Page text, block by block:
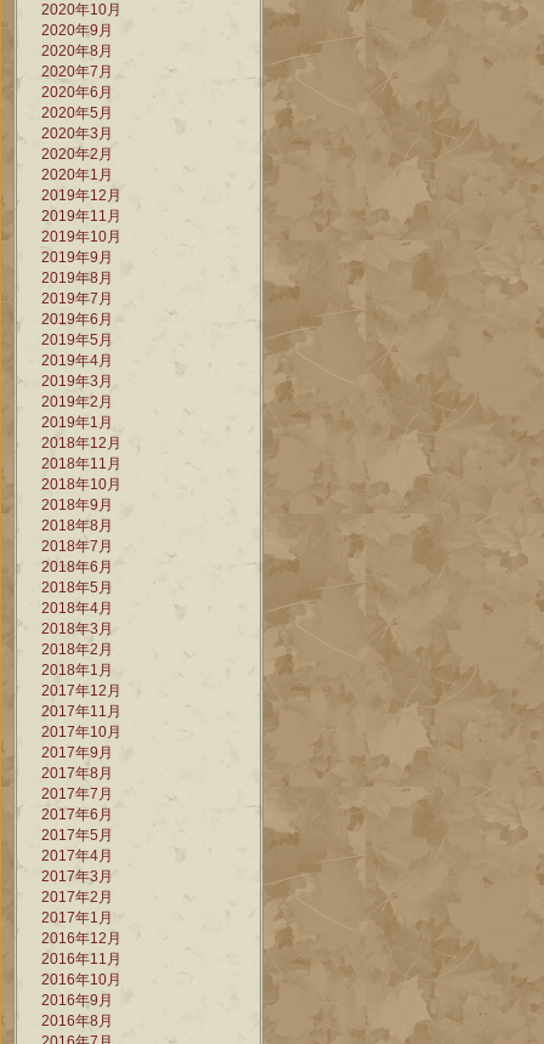
2020年10月
2020年9月
2020年8月
2020年7月
2020年6月
2020年5月
2020年3月
2020年2月
2020年1月
2019年12月
2019年11月
2019年10月
2019年9月
2019年8月
2019年7月
2019年6月
2019年5月
2019年4月
2019年3月
2019年2月
2019年1月
2018年12月
2018年11月
2018年10月
2018年9月
2018年8月
2018年7月
2018年6月
2018年5月
2018年4月
2018年3月
2018年2月
2018年1月
2017年12月
2017年11月
2017年10月
2017年9月
2017年8月
2017年7月
2017年6月
2017年5月
2017年4月
2017年3月
2017年2月
2017年1月
2016年12月
2016年11月
2016年10月
2016年9月
2016年8月